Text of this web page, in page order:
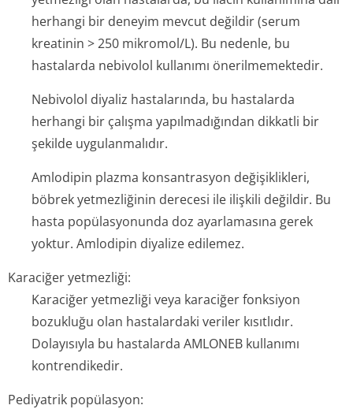
herhangi bir deneyim mevcut değildir (serum
kreatinin > 250 mikromol/L). Bu nedenle, bu
hastalarda nebivolol kullanımı önerilmemektedir.
Nebivolol diyaliz hastalarında, bu hastalarda
herhangi bir çalışma yapılmadığından dikkatli bir
şekilde uygulanmalıdır.
Amlodipin plazma konsantrasyon değişiklikleri,
böbrek yetmezliğinin derecesi ile ilişkili değildir. Bu
hasta popülasyonunda doz ayarlamasına gerek
yoktur. Amlodipin diyalize edilemez.
Karaciğer yetmezliği:
Karaciğer yetmezliği veya karaciğer fonksiyon
bozukluğu olan hastalardaki veriler kısıtlıdır.
Dolayısıyla bu hastalarda AMLONEB kullanımı
kontrendikedir.
Pediyatrik popülasyon: